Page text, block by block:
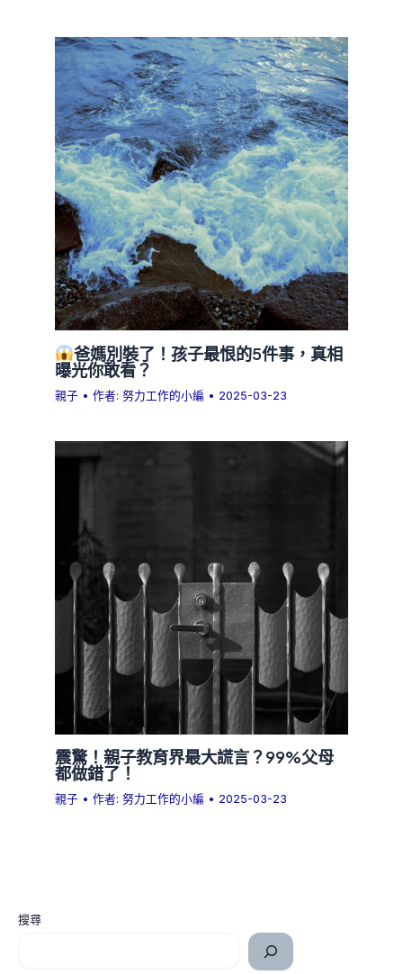
爸媽別裝了！孩子最恨的5件事，真相
曝光你敢看？
親子 • 作者:努力工作的小編 • 2025-03-23
震驚！親子教育界最大謊言？99%父母
都做錯了！
親子 • 作者:努力工作的小編 • 2025-03-23
搜尋